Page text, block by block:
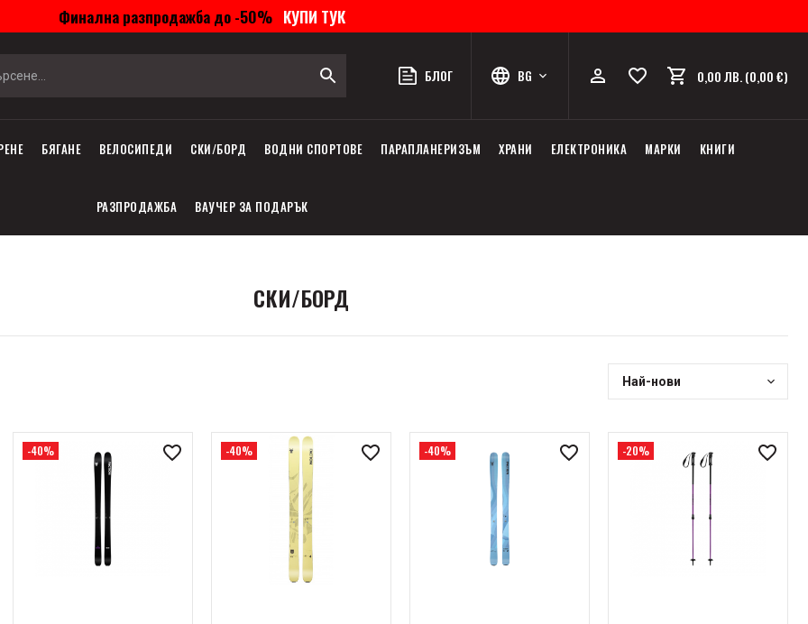
Финална разпродажба до -50% КУПИ ТУК
БЛОГ BG 0,00 ЛВ. (0,00 €)
БЯГАНЕ ВЕЛОСИПЕДИ СКИ/БОРД ВОДНИ СПОРТОВЕ ПАРАПЛАНЕРИЗЪМ ХРАНИ ЕЛЕКТРОНИКА МАРКИ КНИГИ
РАЗПРОДАЖБА ВАУЧЕР ЗА ПОДАРЪК
СКИ/БОРД
Най-нови
-40% -40% -40% -20%